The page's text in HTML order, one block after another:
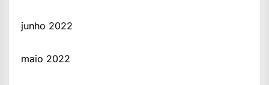
junho 2022
maio 2022